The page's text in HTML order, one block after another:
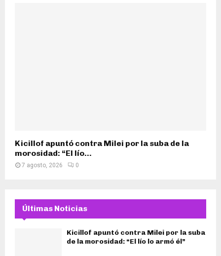
Kicillof apuntó contra Milei por la suba de la
morosidad: “El lío...
7 agosto, 2026 0
Últimas Noticias
Kicillof apuntó contra Milei por la suba
de la morosidad: “El lío lo armó él”